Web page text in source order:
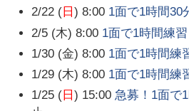
2/22 ( 日) 8:00 1面で1時間30
2/5 (木) 8:00 1面で1時間練
1/30 (金) 8:00 1面で1時間練
1/29 (木) 8:00 1面で1時間練
1/25 ( 日) 15:00 急募！1面で